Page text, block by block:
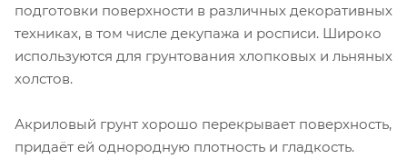
подготовки поверхности в различных декоративных
техниках, в том числе декупажа и росписи. Широко
используются для грунтования хлопковых и льняных
холстов.
Акриловый грунт хорошо перекрывает поверхность,
придаёт ей однородную плотность и гладкость.